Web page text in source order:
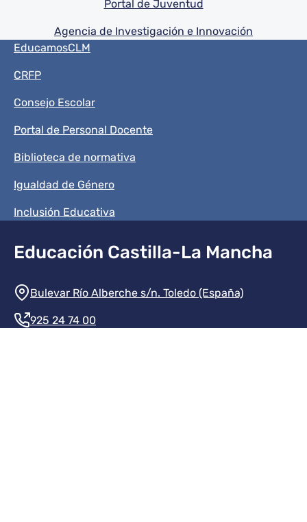
Portal de Juventud
Agencia de Investigación e Innovación
Menú del pie
EducamosCLM
CRFP
Consejo Escolar
Portal de Personal Docente
Biblioteca de normativa
Igualdad de Género
Inclusión Educativa
Educación Castilla-La Mancha
Información de la institución
Bulevar Río Alberche s/n. Toledo (España)
925 24 74 00